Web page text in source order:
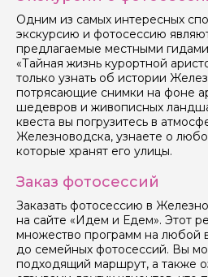
Одним из самых интересных
экскурсию и фотосессию
предлагаемые местными
«Тайная жизнь курортной
только узнать об истории
потрясающие снимки на фоне
шедевров и живописных
квеста вы погрузитесь в
Железноводска, узнаете о
которые хранят его улицы.
Заказ фотосессий
Заказать фотосессию в
на сайте «Идем и Едем». Этот
множество программ на любой
до семейных фотосессий. Вы
подходящий маршрут, а также